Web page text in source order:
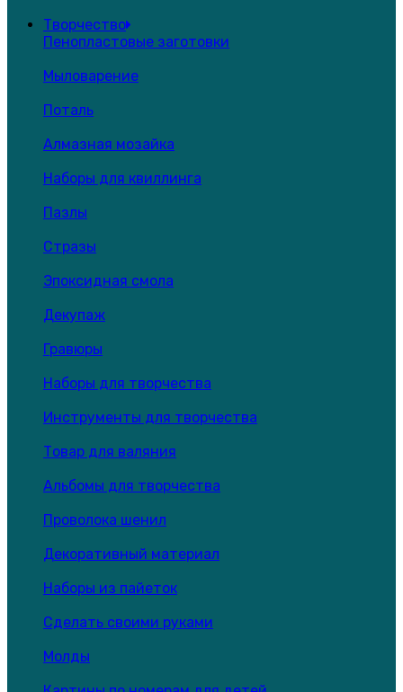
Творчество
Пенопластовые заготовки
Мыловарение
Поталь
Алмазная мозайка
Наборы для квиллинга
Пазлы
Стразы
Эпоксидная смола
Декупаж
Гравюры
Наборы для творчества
Инструменты для творчества
Товар для валяния
Альбомы для творчества
Проволока шенил
Декоративный материал
Наборы из пайеток
Сделать своими руками
Молды